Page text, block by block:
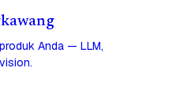
Anda — LLM,